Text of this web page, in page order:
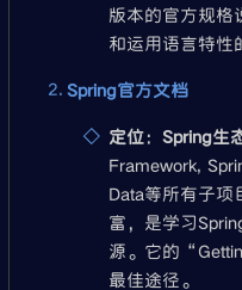
版本的官方规格
和运用语言特性
Spring官方文档
定位： Spring生
Framework,
Data等所有子
富，是学习
源。它的
最佳途径。